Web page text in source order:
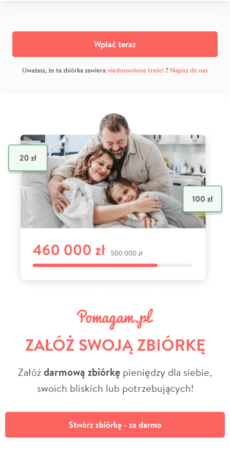
Wpłać teraz
Uważasz, że ta zbiórka zawiera niedozwolone treści? Napisz do nas
ZAŁÓŻ SWOJĄ ZBIÓRKĘ
Załóżdarmową zbiórkę pieniędzy dla siebie,
swoich bliskich lub potrzebujących!
Stwórz zbiórkę - za darmo